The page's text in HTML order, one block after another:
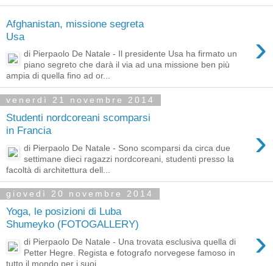
Afghanistan, missione segreta
Usa
›
di Pierpaolo De Natale - Il presidente Usa ha firmato un
piano segreto che darà il via ad una missione ben più
ampia di quella fino ad or...
venerdì 21 novembre 2014
Studenti nordcoreani scomparsi
in Francia
›
di Pierpaolo De Natale - Sono scomparsi da circa due
settimane dieci ragazzi nordcoreani, studenti presso la
facoltà di architettura dell...
giovedì 20 novembre 2014
Yoga, le posizioni di Luba
Shumeyko (FOTOGALLERY)
›
di Pierpaolo De Natale - Una trovata esclusiva quella di
Petter Hegre. Regista e fotografo norvegese famoso in
tutto il mondo per i suoi ...